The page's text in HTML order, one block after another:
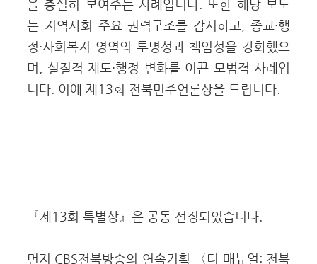
을 충실히 보여주는 사례입니다. 또한 해당 보도
는 지역사회 주요 권력구조를 감시하고, 종교·행
정·사회복지 영역의 투명성과 책임성을 강화했으
며, 실질적 제도·행정 변화를 이끈 모범적 사례입
니다. 이에 제13회 전북민주언론상을 드립니다.
『제13회 특별상』은 공동 선정되었습니다.
먼저 CBS전북방송의 연속기획 〈더 매뉴얼: 전북